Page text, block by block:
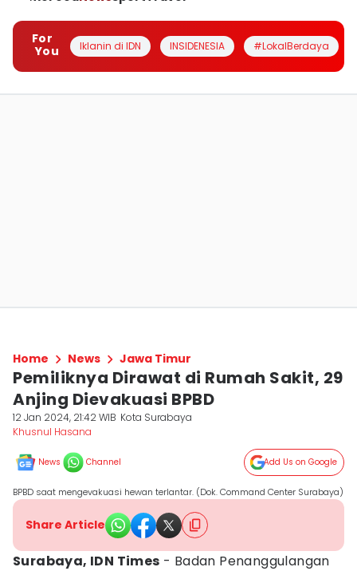
For
You
Iklanin di IDN INSIDENESIA #LokalBerdaya
Home News Jawa Timur
Pemiliknya Dirawat di Rumah Sakit, 29
Anjing Dievakuasi BPBD
12 Jan 2024, 21:42 WIB Kota Surabaya
Khusnul Hasana
News Channel Add Us on Google
BPBD saat mengevakuasi hewan terlantar. (Dok. Command Center Surabaya)
Share Article
Surabaya, IDN Times - Badan Penanggulangan